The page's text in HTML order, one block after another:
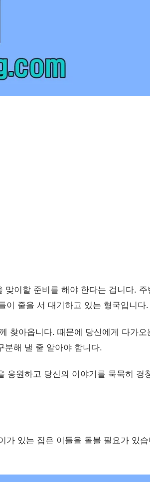
이할 준비를 해야 한다는 겁니다. 주
이 줄을 서 대기하고 있는 형국입니다.
찾아옵니다. 때문에 당신에게 다가오
분해 낼 줄 알아야 합니다.
응원하고 당신의 이야기를 묵묵히 경
가 있는 집은 이들을 돌볼 필요가 있